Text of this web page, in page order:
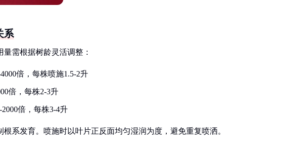
系
需根据树龄灵活调整：
倍，每株喷施1.5-2升
倍，每株2-3升
倍，每株3-4升
系发育。喷施时以叶片正反面均匀湿润为度，避免重复喷洒。